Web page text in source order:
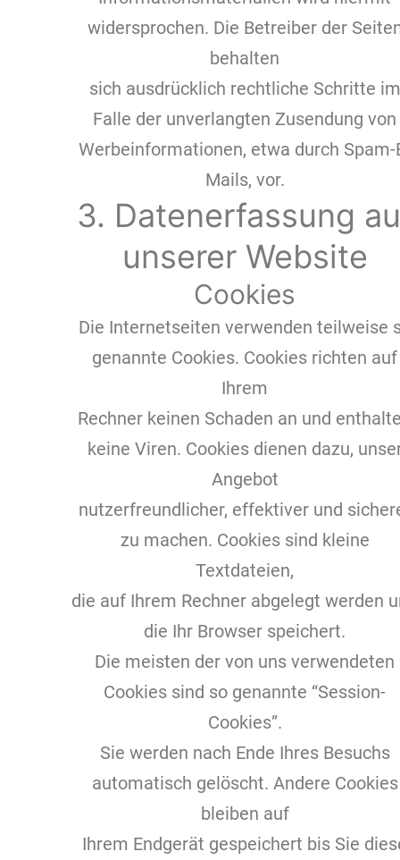
widersprochen. Die Betreiber der
behalten
sich ausdrücklich rechtliche Schritte im
Falle der unverlangten Zusendung von
Werbeinformationen, etwa durch Spam-
Mails, vor.
3. Datenerfassung
unserer Website
Cookies
Die Internetseiten verwenden teilweise
genannte Cookies. Cookies richten auf
Ihrem
Rechner keinen Schaden an und
keine Viren. Cookies dienen dazu,
Angebot
nutzerfreundlicher, effektiver und
zu machen. Cookies sind kleine
Textdateien,
die auf Ihrem Rechner abgelegt werden
die Ihr Browser speichert.
Die meisten der von uns verwendeten
Cookies sind so genannte “Session-
Cookies”.
Sie werden nach Ende Ihres Besuchs
automatisch gelöscht. Andere Cookies
bleiben auf
Ihrem Endgerät gespeichert bis Sie